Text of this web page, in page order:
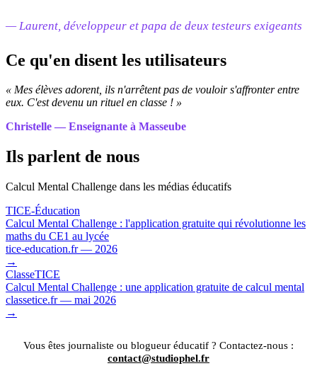
— Laurent, développeur et papa de deux testeurs exigeants
Ce qu'en disent les utilisateurs
« Mes élèves adorent, ils n'arrêtent pas de vouloir s'affronter entre
eux. C'est devenu un rituel en classe ! »
Christelle — Enseignante à Masseube
Ils parlent de nous
Calcul Mental Challenge dans les médias éducatifs
TICE-Éducation
Calcul Mental Challenge : l'application gratuite qui révolutionne les
maths du CE1 au lycée
tice-education.fr — 2026
→
ClasseTICE
Calcul Mental Challenge : une application gratuite de calcul mental
classetice.fr — mai 2026
→
Vous êtes journaliste ou blogueur éducatif ? Contactez-nous :
contact@studiophel.fr